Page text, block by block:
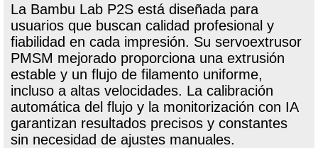
La Bambu Lab P2S está diseñada para
usuarios que buscan calidad profesional y
fiabilidad en cada impresión. Su servoextrusor
PMSM mejorado proporciona una extrusión
estable y un flujo de filamento uniforme,
incluso a altas velocidades. La calibración
automática del flujo y la monitorización con IA
garantizan resultados precisos y constantes
sin necesidad de ajustes manuales.